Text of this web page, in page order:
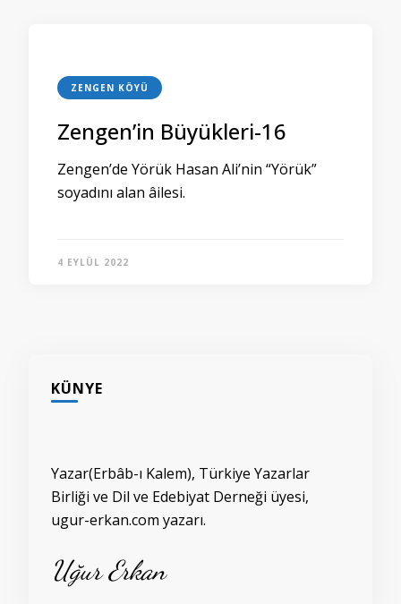
ZENGEN KÖYÜ
Zengen’in Büyükleri-16
Zengen’de Yörük Hasan Ali’nin “Yörük”
soyadını alan âilesi.
4 EYLÜL 2022
KÜNYE
Yazar(Erbâb-ı Kalem), Türkiye Yazarlar
Birliği ve Dil ve Edebiyat Derneği üyesi,
ugur-erkan.com yazarı.
Uğur Erkan